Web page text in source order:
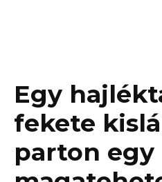
Egy
fekete
parton egy